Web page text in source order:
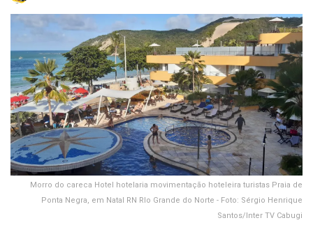
Morro do careca Hotel hotelaria movimentação hoteleira turistas Praia de
Ponta Negra, em Natal RN RIo Grande do Norte - Foto: Sérgio Henrique
Santos/Inter TV Cabugi